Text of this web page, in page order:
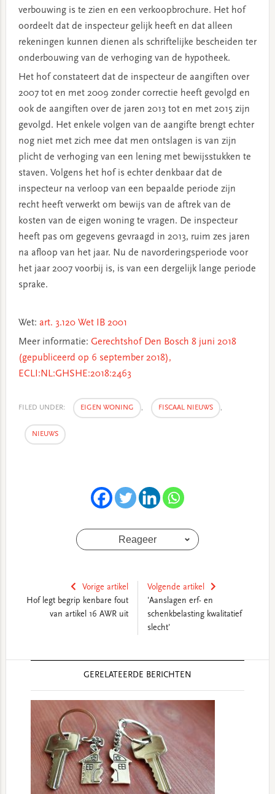
verbouwing is te zien en een verkoopbrochure. Het hof
oordeelt dat de inspecteur gelijk heeft en dat alleen
rekeningen kunnen dienen als schriftelijke bescheiden ter
onderbouwing van de verhoging van de hypotheek.
Het hof constateert dat de inspecteur de aangiften over
2007 tot en met 2009 zonder correctie heeft gevolgd en
ook de aangiften over de jaren 2013 tot en met 2015 zijn
gevolgd. Het enkele volgen van de aangifte brengt echter
nog niet met zich mee dat men ontslagen is van zijn
plicht de verhoging van een lening met bewijsstukken te
staven. Volgens het hof is echter denkbaar dat de
inspecteur na verloop van een bepaalde periode zijn
recht heeft verwerkt om bewijs van de aftrek van de
kosten van de eigen woning te vragen. De inspecteur
heeft pas om gegevens gevraagd in 2013, ruim zes jaren
na afloop van het jaar. Nu de navorderingsperiode voor
het jaar 2007 voorbij is, is van een dergelijk lange periode
sprake.
Wet: art. 3.120 Wet IB 2001
Meer informatie: Gerechtshof Den Bosch 8 juni 2018
(gepubliceerd op 6 september 2018),
ECLI:NL:GHSHE:2018:2463
FILED UNDER: EIGEN WONING , FISCAAL NIEUWS ,
NIEUWS
Reageer
Vorige artikel
Hof legt begrip kenbare fout
van artikel 16 AWR uit
Volgende artikel
'Aanslagen erf- en
schenkbelasting kwalitatief
slecht'
GERELATEERDE BERICHTEN